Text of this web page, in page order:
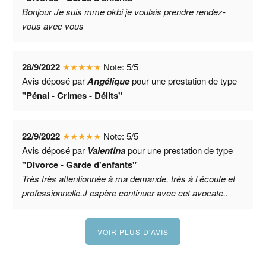
Bonjour Je suis mme okbi je voulais prendre rendez-
vous avec vous
28/9/2022 ★★★★★ Note:5/5
Avis déposé parAngéliquepour une prestation de type
"Pénal - Crimes - Délits"
22/9/2022 ★★★★★ Note:5/5
Avis déposé par Valentinapour une prestation de type
"Divorce - Garde d'enfants"
Très très attentionnée à ma demande, très à l écoute et
professionnelle.J espère continuer avec cet avocate..
VOIR PLUS D'AVIS